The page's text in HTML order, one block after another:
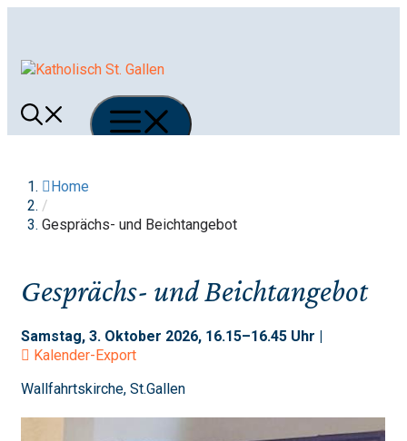
Menü
Home
/
Gesprächs- und Beichtangebot
Gesprächs- und Beichtangebot
Samstag, 3. Oktober 2026, 16.15–16.45 Uhr |
Kalender-Export
Wallfahrtskirche, St.Gallen